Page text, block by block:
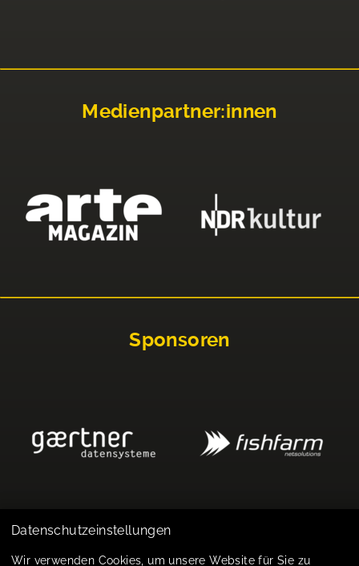
Medienpartner:innen
Sponsoren
Impressum
Datenschutzeinstellungen
Wir verwenden Cookies, um unsere Website für Sie zu